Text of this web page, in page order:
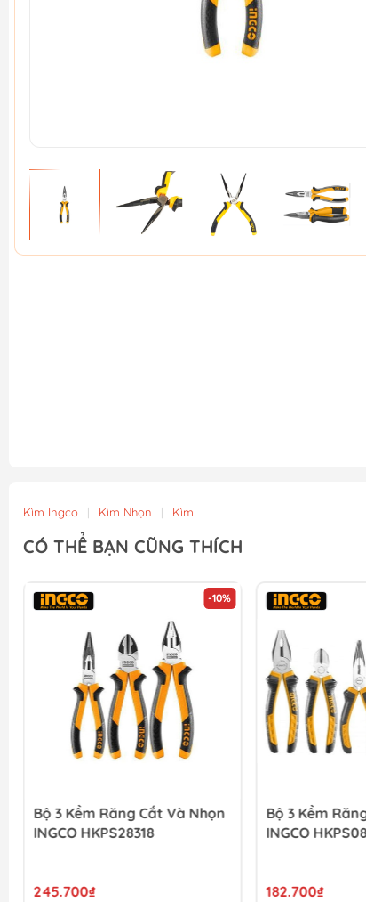
Kìm Ingco | Kìm Nhọn | Kìm
CÓ THỂ BẠN CŨNG THÍCH
-10%
Bộ 3 Kềm Răng Cắt Và Nhọn
INGCO HKPS28318
245.700₫
Bộ 3 Kềm
INGCO
182.700₫